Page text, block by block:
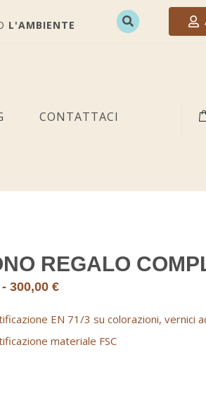
L'AMBIENTE
CONTATTACI
REGALO
- 300,00 €
EN 71/3 su colorazioni, vernici
materiale FSC